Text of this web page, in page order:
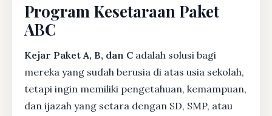
Program Kesetaraan Paket
ABC
Kejar Paket A, B, dan C adalah solusi bagi
mereka yang sudah berusia di atas usia sekolah,
tetapi ingin memiliki pengetahuan, kemampuan,
dan ijazah yang setara dengan SD, SMP, atau